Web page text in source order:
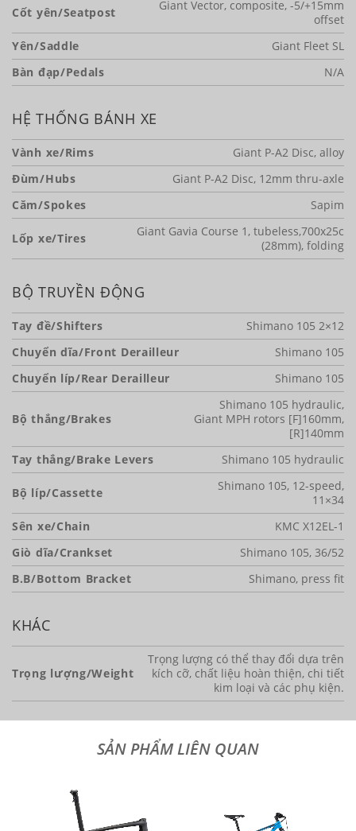
Cốt yên/Seatpost
Giant Vector, composite, -5/+15mm
offset
Yên/Saddle
Giant Fleet SL
Bàn đạp/Pedals
N/A
HỆ THỐNG BÁNH XE
Vành xe/Rims
Giant P-A2 Disc, alloy
Đùm/Hubs
Giant P-A2 Disc, 12mm thru-axle
Căm/Spokes
Sapim
Lốp xe/Tires
Giant Gavia Course 1, tubeless,700x25c
(28mm), folding
BỘ TRUYỀN ĐỘNG
Tay đề/Shifters
Shimano 105 2×12
Chuyển dĩa/Front Derailleur
Shimano 105
Chuyển líp/Rear Derailleur
Shimano 105
Bộ thắng/Brakes
Shimano 105 hydraulic,
Giant MPH rotors [F]160mm,
[R]140mm
Tay thắng/Brake Levers
Shimano 105 hydraulic
Bộ líp/Cassette
Shimano 105, 12-speed,
11×34
Sên xe/Chain
KMC X12EL-1
Giò dĩa/Crankset
Shimano 105, 36/52
B.B/Bottom Bracket
Shimano, press fit
KHÁC
Trọng lượng/Weight
Trọng lượng có thể thay đổi dựa trên
kích cỡ, chất liệu hoàn thiện, chi tiết
kim loại và các phụ kiện.